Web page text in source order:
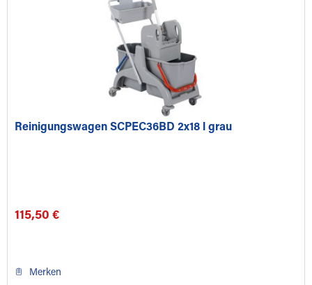
Reinigungswagen SCPEC36BD 2x18 l grau
115,50 €
Merken